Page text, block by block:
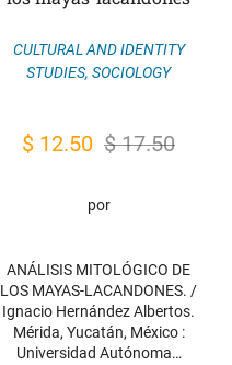
CULTURAL AND IDENTITY
STUDIES, SOCIOLOGY
$17.50
Original
was:
$ 12.50 Current
is:
por
ANÁLISIS MITOLÓGICO DE
LOS MAYAS-LACANDONES. /
Ignacio Hernández Albertos.
Mérida, Yucatán, México :
Universidad Autónoma…